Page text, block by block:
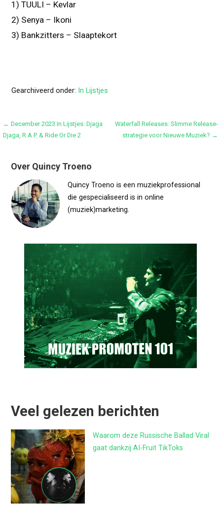
1) TUULI – Kevlar
2) Senya – Ikoni
3) Bankzitters – Slaaptekort
Gearchiveerd onder: In Lijstjes
Bericht
← December 2023 In Lijstjes: Djaga
Djaga, R.A.P. & Ride Or Die 2
Waterfall Releases: Slimme Release­
strategie voor Nieuwe Muziek? →
Over Quincy Troeno
Quincy Troeno is een muziekprofessional
die gespecialiseerd is in online
(muziek)marketing.
Veel gelezen berichten
Waarom deze Russische Ballad Viral
gaat dankzij AI-Fruit TikToks